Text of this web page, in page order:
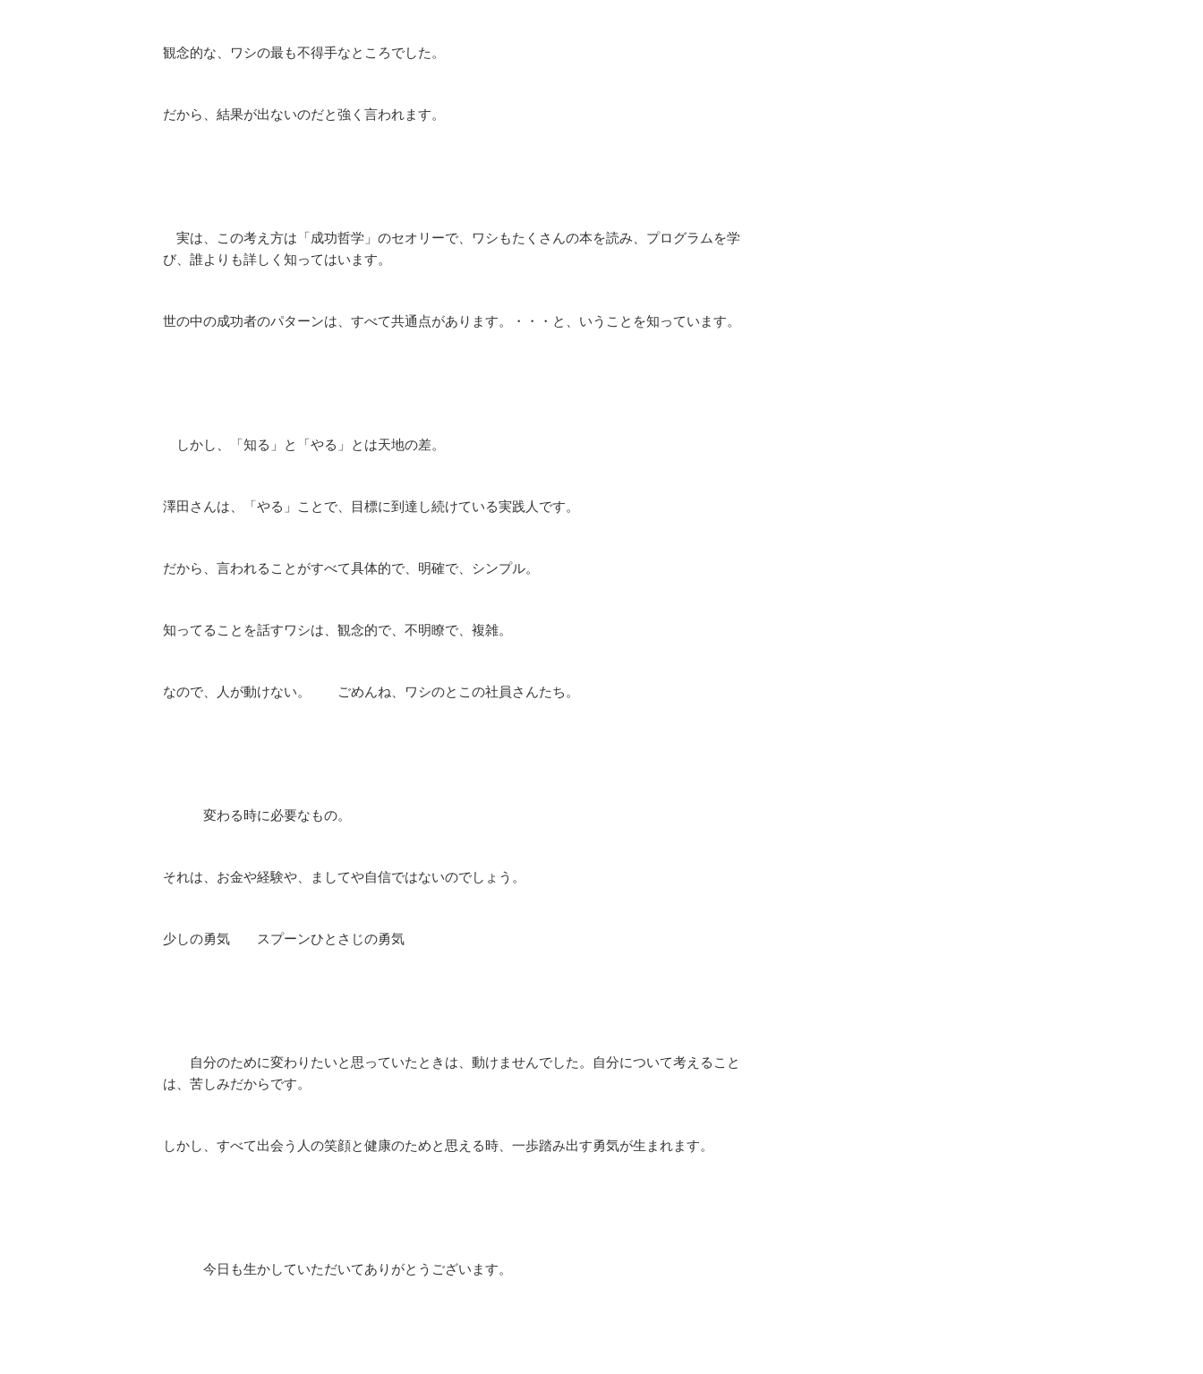
観念的な、ワシの最も不得手なところでした。
だから、結果が出ないのだと強く言われます。
実は、この考え方は「成功哲学」のセオリーで、ワシもたくさんの本を読み、プログラムを学
び、誰よりも詳しく知ってはいます。
世の中の成功者のパターンは、すべて共通点があります。・・・と、いうことを知っています。
しかし、「知る」と「やる」とは天地の差。
澤田さんは、「やる」ことで、目標に到達し続けている実践人です。
だから、言われることがすべて具体的で、明確で、シンプル。
知ってることを話すワシは、観念的で、不明瞭で、複雑。
なので、人が動けない。 ごめんね、ワシのとこの社員さんたち。
変わる時に必要なもの。
それは、お金や経験や、ましてや自信ではないのでしょう。
少しの勇気 スプーンひとさじの勇気
自分のために変わりたいと思っていたときは、動けませんでした。自分について考えること
は、苦しみだからです。
しかし、すべて出会う人の笑顔と健康のためと思える時、一歩踏み出す勇気が生まれます。
今日も生かしていただいてありがとうございます。